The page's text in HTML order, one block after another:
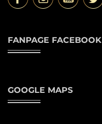
FANPAGE FACEBOOK
GOOGLE MAPS